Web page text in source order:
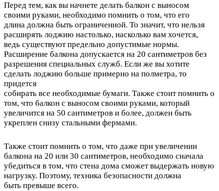
Перед тем, как вы начнете делать балкон с выносом
своими руками, необходимо помнить о том, что его
длина должна быть ограниченной. То значит, что нельзя
расширять лоджию настолько, насколько вам хочется,
ведь существуют предельно допустимые нормы.
Расширение балкона допускается на 20 сантиметров без
разрешения специальных служб. Если же вы хотите
сделать лоджию больше примерно на полметра, то
придется
собирать все необходимые бумаги. Также стоит помнить о
том, что балкон с выносом своими руками, который
увеличится на 50 сантиметров и более, должен быть
укреплен снизу стальными фермами.
Также стоит помнить о том, что даже при увеличении
балкона на 20 или 30 сантиметров, необходимо сначала
убедиться в том, что стена дома сможет выдержать новую
нагрузку. Поэтому, техника безопасности должна
быть превыше всего.